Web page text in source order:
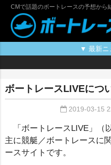
CMで話題のボートレースの予想から
▼ 最新ニ
ボートレースLIVEにつ
2019-03-15
「ボートレースLIVE」
主に競艇／ボートレースに
ースサイトです。